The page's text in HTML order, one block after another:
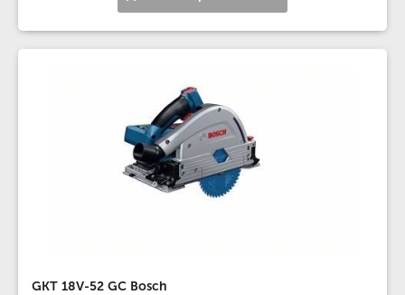
GKT 18V-52 GC Bosch